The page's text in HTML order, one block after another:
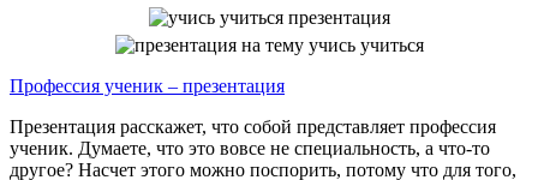
Профессия ученик – презентация
Презентация расскажет, что собой представляет профессия
ученик. Думаете, что это вовсе не специальность, а что-то
другое? Насчет этого можно поспорить, потому что для того,